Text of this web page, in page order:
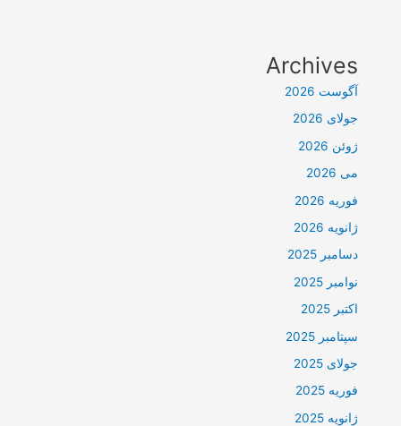
Archives
آگوست 2026
جولای 2026
ژوئن 2026
می 2026
فوریه 2026
ژانویه 2026
دسامبر 2025
نوامبر 2025
اکتبر 2025
سپتامبر 2025
جولای 2025
فوریه 2025
ژانویه 2025